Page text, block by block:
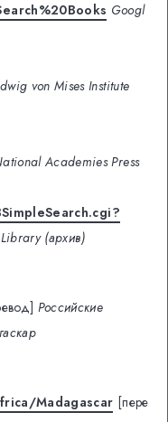
Googl
von Mises Institute
Academies Press
(архив)
Российские
Madagascar [пере